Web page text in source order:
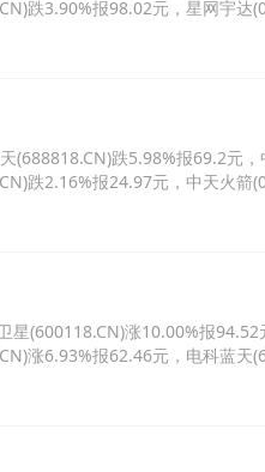
跌3.90%报98.02元，星网宇达
(688818.CN)跌5.98%报69.2元，
跌2.16%报24.97元，中天火箭
(600118.CN)涨10.00%报94.52
涨6.93%报62.46元，电科蓝天